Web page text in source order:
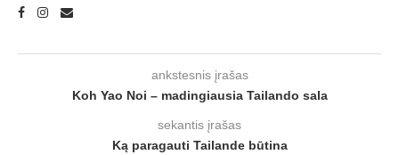
ankstesnis įrašas
Koh Yao Noi – madingiausia Tailando sala
sekantis įrašas
Ką paragauti Tailande būtina